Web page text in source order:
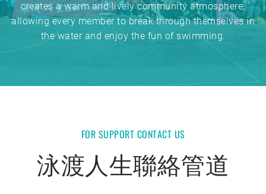
creates a warm and lively community atmosphere,
allowing every member to break through themselves in
the water and enjoy the fun of swimming.
FOR SUPPORT CONTACT US
泳渡人生聯絡管道